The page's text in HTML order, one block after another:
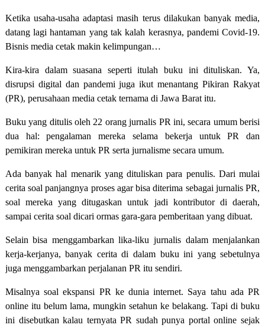
Ketika usaha-usaha adaptasi masih terus dilakukan banyak media,
datang lagi hantaman yang tak kalah kerasnya, pandemi Covid-19.
Bisnis media cetak makin kelimpungan…
Kira-kira dalam suasana seperti itulah buku ini dituliskan. Ya,
disrupsi digital dan pandemi juga ikut menantang Pikiran Rakyat
(PR), perusahaan media cetak ternama di Jawa Barat itu.
Buku yang ditulis oleh 22 orang jurnalis PR ini, secara umum berisi
dua hal: pengalaman mereka selama bekerja untuk PR dan
pemikiran mereka untuk PR serta jurnalisme secara umum.
Ada banyak hal menarik yang dituliskan para penulis. Dari mulai
cerita soal panjangnya proses agar bisa diterima sebagai jurnalis PR,
soal mereka yang ditugaskan untuk jadi kontributor di daerah,
sampai cerita soal dicari ormas gara-gara pemberitaan yang dibuat.
Selain bisa menggambarkan lika-liku jurnalis dalam menjalankan
kerja-kerjanya, banyak cerita di dalam buku ini yang sebetulnya
juga menggambarkan perjalanan PR itu sendiri.
Misalnya soal ekspansi PR ke dunia internet. Saya tahu ada PR
online itu belum lama, mungkin setahun ke belakang. Tapi di buku
ini disebutkan kalau ternyata PR sudah punya portal online sejak